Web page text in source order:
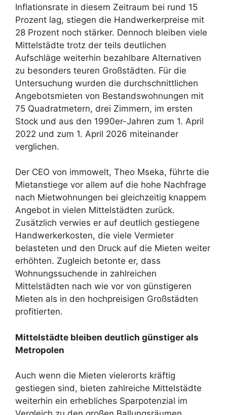
Inflationsrate in diesem Zeitraum bei rund 15
Prozent lag, stiegen die Handwerkerpreise mit
28 Prozent noch stärker. Dennoch bleiben viele
Mittelstädte trotz der teils deutlichen
Aufschläge weiterhin bezahlbare Alternativen
zu besonders teuren Großstädten. Für die
Untersuchung wurden die durchschnittlichen
Angebotsmieten von Bestandswohnungen mit
75 Quadratmetern, drei Zimmern, im ersten
Stock und aus den 1990er-Jahren zum 1. April
2022 und zum 1. April 2026 miteinander
verglichen.
Der CEO von immowelt, Theo Mseka, führte die
Mietanstiege vor allem auf die hohe Nachfrage
nach Mietwohnungen bei gleichzeitig knappem
Angebot in vielen Mittelstädten zurück.
Zusätzlich verwies er auf deutlich gestiegene
Handwerkerkosten, die viele Vermieter
belasteten und den Druck auf die Mieten weiter
erhöhten. Zugleich betonte er, dass
Wohnungssuchende in zahlreichen
Mittelstädten nach wie vor von günstigeren
Mieten als in den hochpreisigen Großstädten
profitierten.
Mittelstädte bleiben deutlich günstiger als
Metropolen
Auch wenn die Mieten vielerorts kräftig
gestiegen sind, bieten zahlreiche Mittelstädte
weiterhin ein erhebliches Sparpotenzial im